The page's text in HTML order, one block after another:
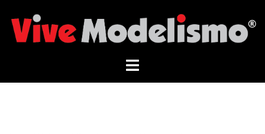
contenido
Alternar